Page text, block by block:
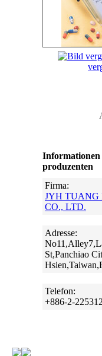
Informationen
produzenten
Firma:
JYH TUANG
CO., LTD.
Adresse:
St,Panchiao
Telefon:
+886-2-